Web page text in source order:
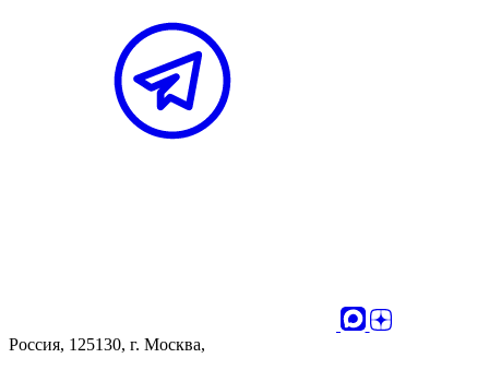
Россия, 125130, г. Москва,